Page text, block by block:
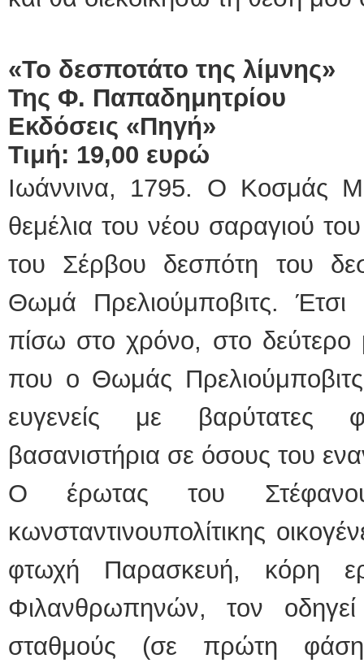
«Το δεσποτάτο της λίμνης»
Της Φ. Παπαδημητρίου
Εκδόσεις «Πηγή»
Τιμή: 19,00 ευρώ
Ιωάννινα, 1795. Ο Κοσμάς
θεμέλια του νέου σαραγιού
του Σέρβου δεσπότη του
Θωμά Πρελιούμποβιτς. Έτσι
πίσω στο χρόνο, στο δεύτερο
που ο Θωμάς
ευγενείς με βαρύτατες
βασανιστήρια σε όσους του
Ο έρωτας του
κωνσταντινουπολίτικης
φτωχή Παρασκευή, κόρη
Φιλανθρωπηνών, τον
σταθμούς (σε πρώτη